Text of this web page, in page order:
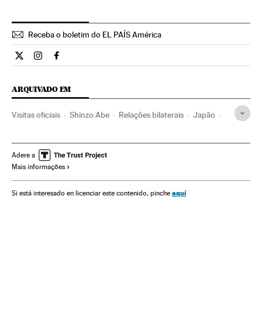
Receba o boletim do EL PAÍS América
Internacional El País Brasil en Twitter
Internacional El País Brasil en Instagram
Internacional El País Brasil en Facebook
ARQUIVADO EM
Visitas oficiais Shinzo Abe Relações bilaterais Japão
Ásia oriental Estados Unidos
Defesa
Adere a
Mais informações
Si está interesado en licenciar este contenido, pinche aquí